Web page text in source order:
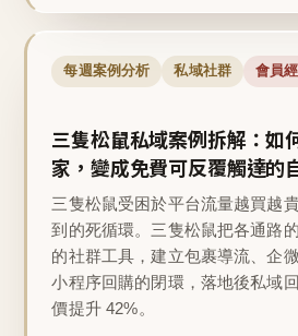
每週案例分析 私域社群 會員
三隻松鼠私域案例拆解：如
家，變成免費可反覆觸達的
三隻松鼠受困於平台流量越買越
到的死循環。三隻松鼠把各通路
的社群工具，建立包裹導流、企
小程序回購的閉環，落地後私域
價提升 42%。